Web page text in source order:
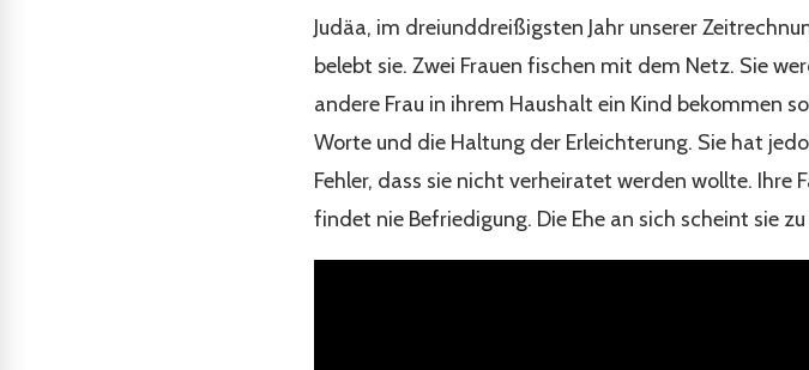
Judäa, im dreiunddreißigsten Jahr unserer
belebt sie. Zwei Frauen fischen mit dem Netz. Sie
andere Frau in ihrem Haushalt ein Kind bekommen
Worte und die Haltung der Erleichterung. Sie hat
Fehler, dass sie nicht verheiratet werden wollte. Ihre
findet nie Befriedigung. Die Ehe an sich scheint sie